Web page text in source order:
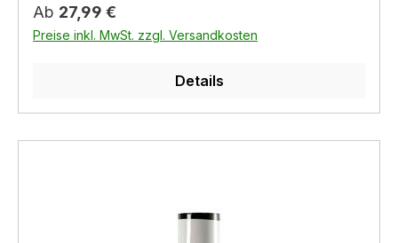
Regulärer Preis:
Ab 27,99 €
Preise inkl. MwSt. zzgl. Versandkosten
Details